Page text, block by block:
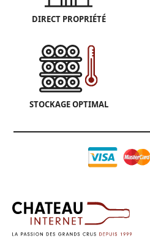
DIRECT PROPRIÉTÉ
STOCKAGE OPTIMAL